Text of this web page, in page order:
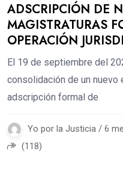
ADSCRIPCIÓN DE
MAGISTRATURAS
OPERACIÓN
El 19 de septiembre del
consolidación de un nuevo
adscripción formal de
Yo por la Justicia / 6
(118)